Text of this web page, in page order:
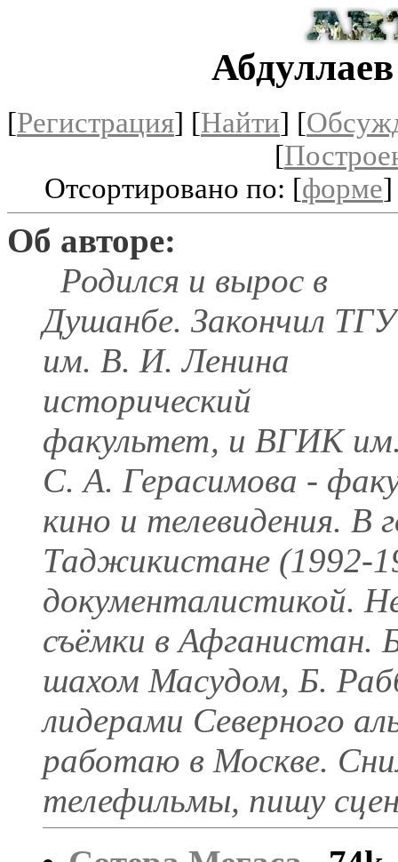
[Регистрация] [Найти] [
[
Отсортировано по: [форме
Об авторе:
Родился и вырос в
Душанбе. Закончил ТГУ
им. В. И. Ленина
исторический
факультет, и ВГИК
С. А. Герасимова -
кино и телевидения. В
Таджикистане (1992-
документалистикой.
съёмки в Афганистан.
шахом Масудом, Б.
лидерами Северного
работаю в Москве.
телефильмы, пишу